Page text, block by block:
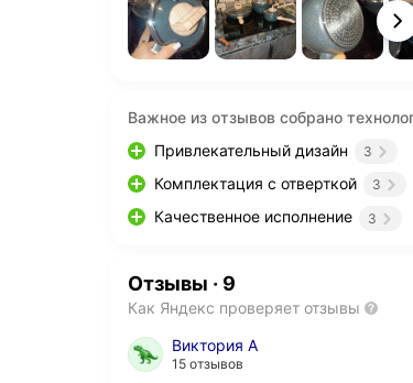
Важное из отзывов собрано
Привлекательный дизайн
3
Комплектация с отверткой 3
Качественное исполнение 3
Отзывы · 9
Как Яндекс проверяет отзывы
Виктория А
15 отзывов